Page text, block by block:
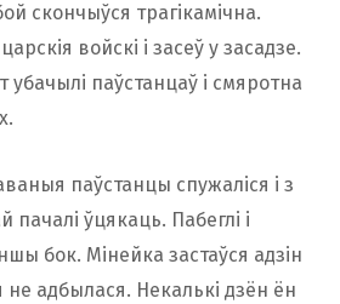
скончыўся трагікамічна.
войскі і засеў у засадзе.
убачылі паўстанцаў і смяротна
паўстанцы спужаліся і з
пачалі ўцякаць. Пабеглі і
бок. Мінейка застаўся адзін
не адбылася. Некалькі дзён ён